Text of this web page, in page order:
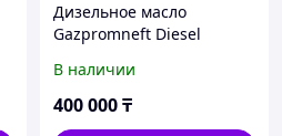
Дизельное масло
Gazpromneft Diesel
205л.
В наличии
400 000₸